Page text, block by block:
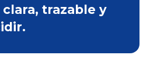
trazable y